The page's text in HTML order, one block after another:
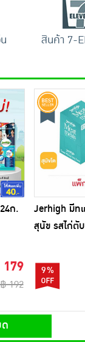
สินค้า 7-
ก.
฿ 192
Jerhigh มีท
สุนัข รสไก่ตั
9%